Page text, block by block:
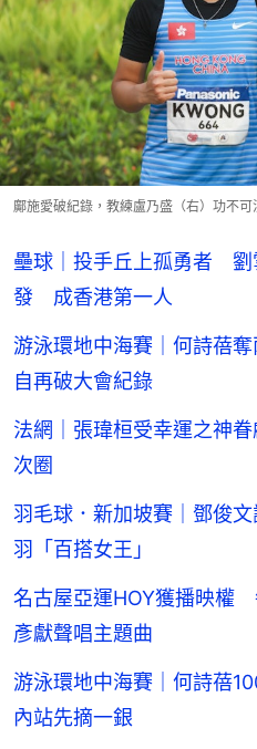
鄺施愛破紀錄，教練盧乃盛（右）功不可
壘球｜投手丘上孤勇者 劉
發 成香港第一人
游泳環地中海賽｜何詩
自再破大會紀錄
法網｜張瑋桓受幸運之神
次圈
羽毛球．新加坡賽｜鄧俊
羽「百搭女王」
名古屋亞運HOY獲播映
彥獻聲唱主題曲
游泳環地中海賽｜何詩蓓
內站先摘一銀